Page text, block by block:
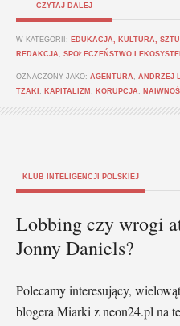
CZYTAJ DALEJ
W KATEGORII: EDUKACJA, KULTURA,
REDAKCJA
SPOŁECZEŃSTWO I
OZNACZONY JAKO: AGENTURA ANDRZEJ
TZAKI
KAPITALIZM KORUPCJA
KLUB INTELIGENCJI POLSKIEJ
Lobbing czy wrogi
Jonny Daniels?
Polecamy interesujący,
blogera Miarki z neon24.pl na